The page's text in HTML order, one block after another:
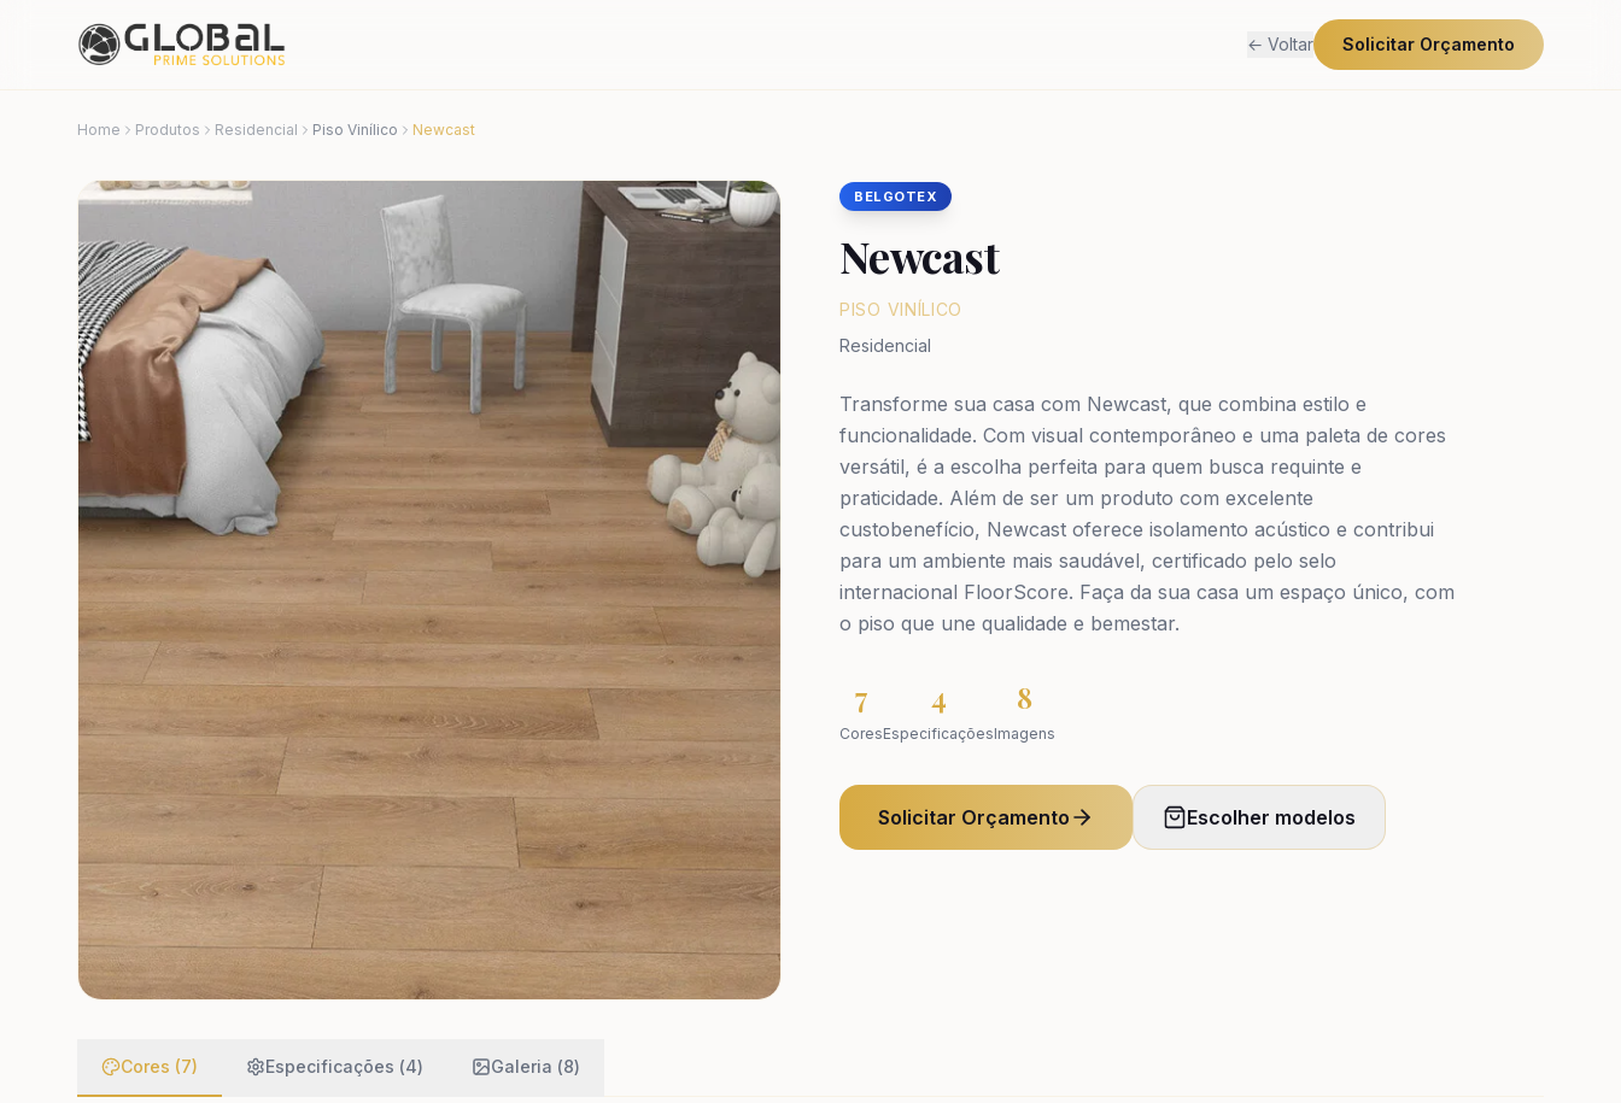
← Voltar Solicitar Orçamento
Home Produtos Residencial Piso Vinílico Newcast
BELGOTEX
Newcast
PISO VINÍLICO
Residencial
Transforme sua casa com Newcast, que combina estilo e
funcionalidade. Com visual contemporâneo e uma paleta de cores
versátil, é a escolha perfeita para quem busca requinte e
praticidade. Além de ser um produto com excelente
custobenefício, Newcast oferece isolamento acústico e contribui
para um ambiente mais saudável, certificado pelo selo
internacional FloorScore. Faça da sua casa um espaço único, com
o piso que une qualidade e bemestar.
7
Cores
4
Especificações
8
Imagens
Solicitar Orçamento Escolher modelos
Cores (7) Especificações (4) Galeria (8)